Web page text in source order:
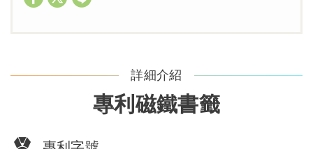
詳細介紹
專利磁鐵書籤